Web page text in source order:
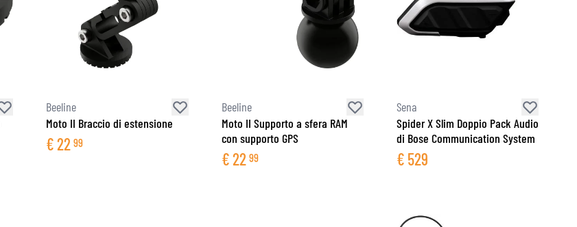
Beeline
Moto II Braccio di estensione
€22 99
Beeline
Moto II Supporto a sfera RAM
con supporto GPS
€22 99
Sena
Spider X Slim Doppio Pack Audio
di Bose Communication System
€ 529